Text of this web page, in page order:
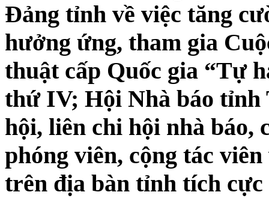
Đảng tỉnh về việc tăng
hưởng ứng, tham gia
thuật cấp Quốc gia “Tự
thứ IV; Hội Nhà báo tỉnh
hội, liên chi hội nhà báo,
phóng viên, cộng tác
trên địa bàn tỉnh tích